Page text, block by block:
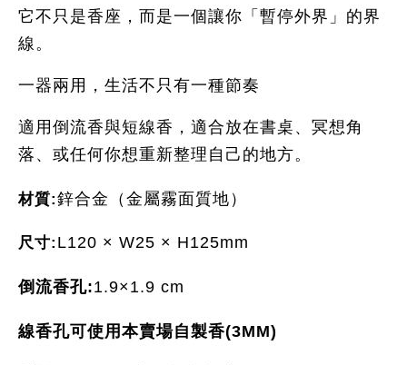
它不只是香座，而是一個讓你「暫停外界」的界
線。
一器兩用，生活不只有一種節奏
適用倒流香與短線香，適合放在書桌、冥想角
落、或任何你想重新整理自己的地方。
材質:鋅合金（金屬霧面質地）
尺寸: L120 × W25 × H125mm
倒流香孔:1.9×1.9 cm
線香孔可使用本賣場自製香(3MM)